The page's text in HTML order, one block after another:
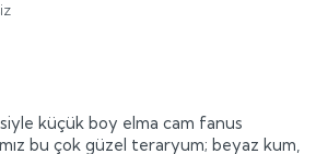
küçük boy elma cam fanus
bu çok güzel teraryum; beyaz kum,